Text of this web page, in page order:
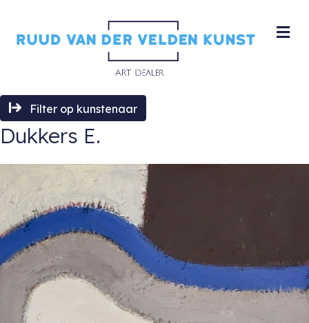
Filter op kunstenaar
Dukkers E.